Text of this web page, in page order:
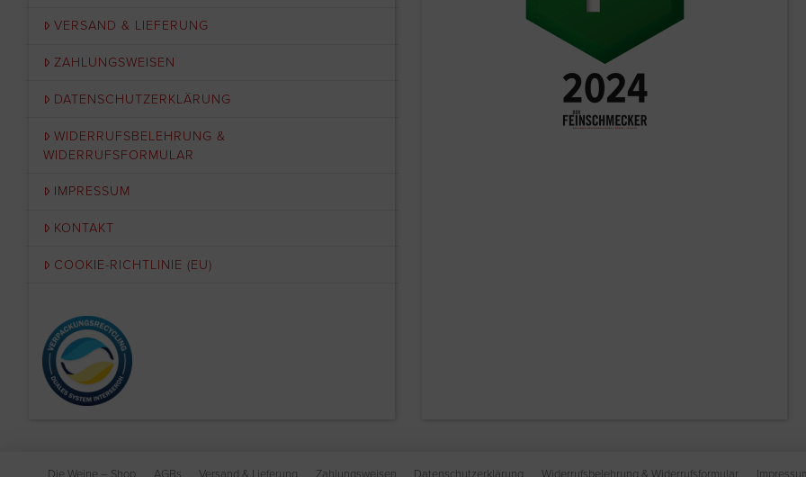
VERSAND & LIEFERUNG
ZAHLUNGSWEISEN
DATENSCHUTZERKLÄRUNG
WIDERRUFSBELEHRUNG &
WIDERRUFSFORMULAR
IMPRESSUM
KONTAKT
COOKIE-RICHTLINIE (EU)